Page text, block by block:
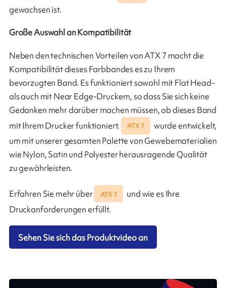
gewachsen ist.
Große Auswahl an Kompatibilität
Neben den technischen Vorteilen von ATX 7 macht die
Kompatibilität dieses Farbbandes es zu Ihrem
bevorzugten Band. Es funktioniert sowohl mit Flat Head-
als auch mit Near Edge-Druckern, so dass Sie sich keine
Gedanken mehr darüber machen müssen, ob dieses Band
mit Ihrem Drucker funktioniert.
ATX 7
wurde entwickelt,
um mit unserer gesamten Palette von Gewebematerialien
wie Nylon, Satin und Polyester herausragende Qualität
zu gewährleisten.
Erfahren Sie mehr über ATX 7
und wie es Ihre
Druckanforderungen erfüllt.
Sehen Sie sich das Produktvideo an